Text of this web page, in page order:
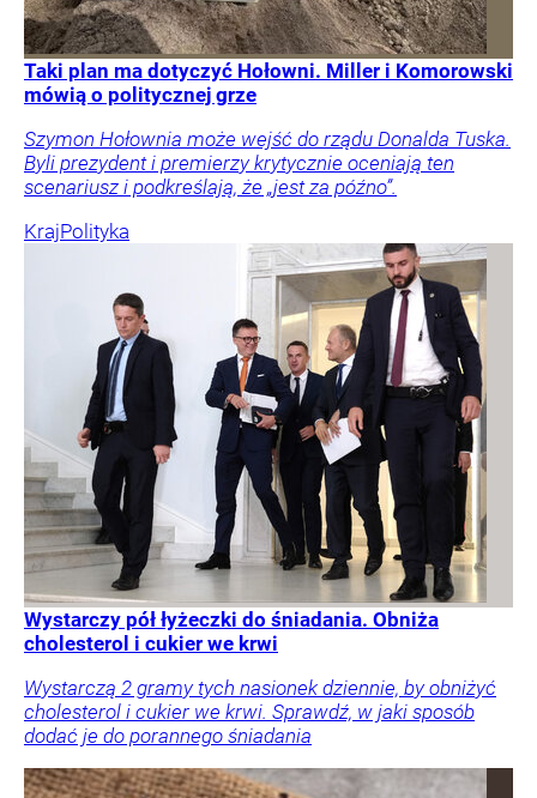
Taki plan ma dotyczyć Hołowni. Miller i Komorowski
mówią o politycznej grze
Szymon Hołownia może wejść do rządu Donalda Tuska.
Byli prezydent i premierzy krytycznie oceniają ten
scenariusz i podkreślają, że „jest za późno”.
KrajPolityka
Wystarczy pół łyżeczki do śniadania. Obniża
cholesterol i cukier we krwi
Wystarczą 2 gramy tych nasionek dziennie, by obniżyć
cholesterol i cukier we krwi. Sprawdź, w jaki sposób
dodać je do porannego śniadania